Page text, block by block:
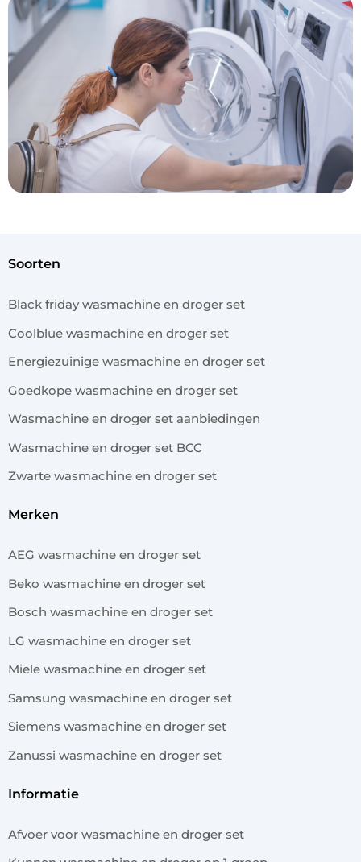
soorten
Black friday wasmachine en droger set
Coolblue wasmachine en droger set
Energiezuinige wasmachine en droger set
Goedkope wasmachine en droger set
Wasmachine en droger set aanbiedingen
Wasmachine en droger set BCC
Zwarte wasmachine en droger set
merken
AEG wasmachine en droger set
Beko wasmachine en droger set
Bosch wasmachine en droger set
LG wasmachine en droger set
Miele wasmachine en droger set
Samsung wasmachine en droger set
Siemens wasmachine en droger set
Zanussi wasmachine en droger set
informatie
Afvoer voor wasmachine en droger set